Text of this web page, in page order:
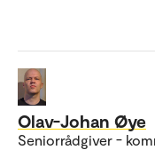
Olav-Johan Øye
Seniorrådgiver -